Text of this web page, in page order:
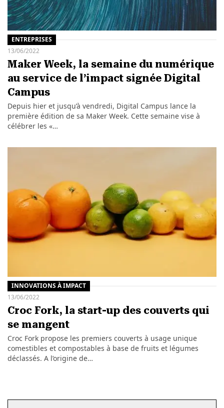
ENTREPRISES
13/06/2022
Maker Week, la semaine du numérique
au service de l’impact signée Digital
Campus
Depuis hier et jusqu’à vendredi, Digital Campus lance la
première édition de sa Maker Week. Cette semaine vise à
célébrer les «…
INNOVATIONS À IMPACT
13/06/2022
Croc Fork, la start-up des couverts qui
se mangent
Croc Fork propose les premiers couverts à usage unique
comestibles et compostables à base de fruits et légumes
déclassés. A l’origine de…